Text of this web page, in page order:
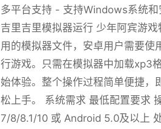
多平台支持 - 支持Windows系统和
吉里吉里模拟器运行 少年阿宾游
用的模拟器文件，安卓用户需要使
行游戏。只需在模拟器中加载xp3
始体验。整个操作过程简单便捷，
松上手。 系统需求 最低配置要求
7/8/8.1/10 或 Android 5.0及以上